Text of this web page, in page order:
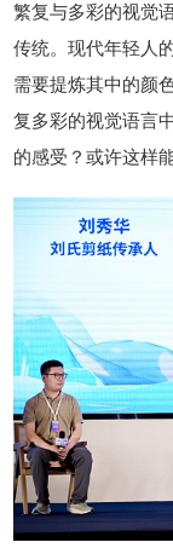
繁复与多彩的视觉
传统。现代年轻人
需要提炼其中的颜
复多彩的视觉语言
的感受？或许这样